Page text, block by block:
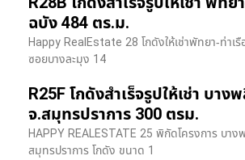
ฉบัง 484 ตร.ม.
Happy RealEstate 28 โกดังให้เช่าพัทยา-ท่าเ
ซอยบางละมุง 14
R25F โกดังสำเร็จรูปให้เช่า บา
จ.สมุทรปราการ 300 ตรม.
HAPPY REALESTATE 25 พิกัดโครงการ บา
สมุทรปราการ โกดัง ขนาด 1